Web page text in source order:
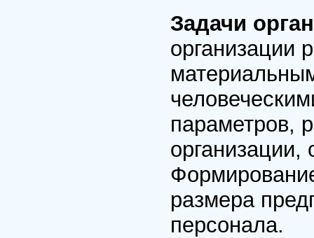
Задачи
организации
параметров,
размера
персонала.